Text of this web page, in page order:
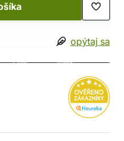
opýtaj sa